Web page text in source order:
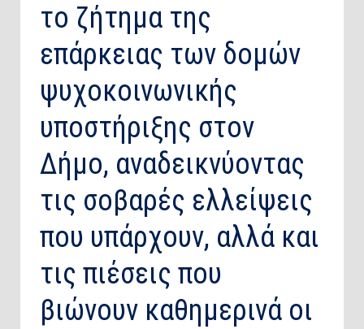
το ζήτημα της
επάρκειας των δομών
ψυχοκοινωνικής
υποστήριξης στον
Δήμο, αναδεικνύοντας
τις σοβαρές ελλείψεις
που υπάρχουν, αλλά και
τις πιέσεις που
βιώνουν καθημερινά οι